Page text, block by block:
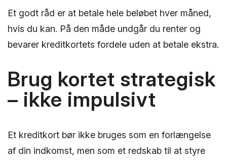
Et godt råd er at betale hele beløbet hver måned,
hvis du kan. På den måde undgår du renter og
bevarer kreditkortets fordele uden at betale ekstra.
Brug kortet strategisk
– ikke impulsivt
Et kreditkort bør ikke bruges som en forlængelse
af din indkomst, men som et redskab til at styre